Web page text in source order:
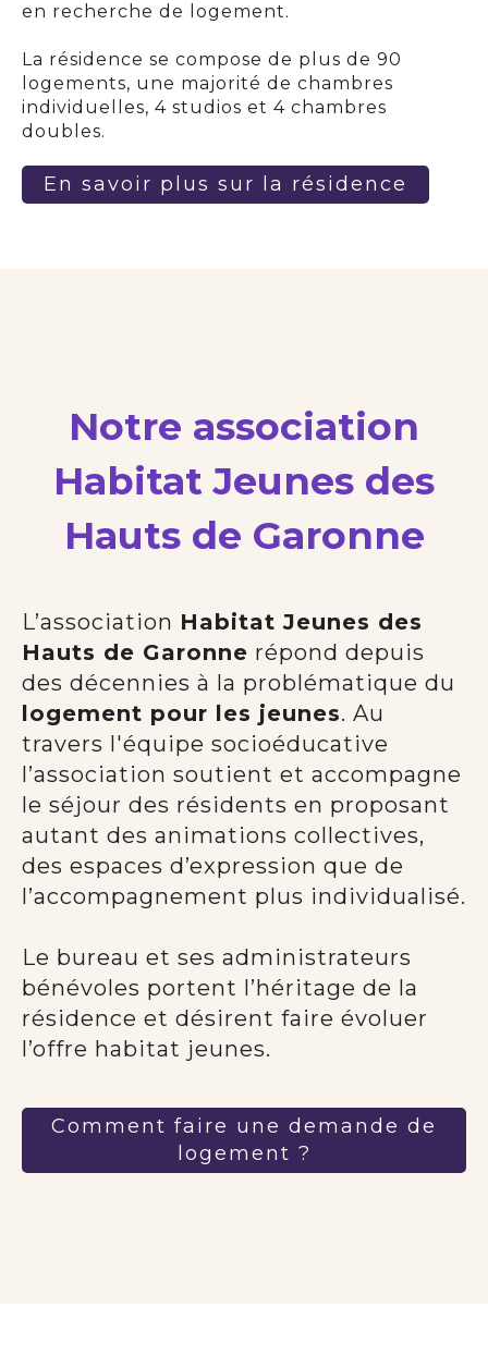
en recherche de logement.
La résidence se compose de plus de 90
logements, une majorité de chambres
individuelles, 4 studios et 4 chambres
doubles.
En savoir plus sur la résidence
Notre association
Habitat Jeunes des
Hauts de Garonne
L’association Habitat Jeunes des
Hauts de Garonne répond depuis
des décennies à la problématique du
logement pour les jeunes. Au
travers l'équipe socioéducative
l’association soutient et accompagne
le séjour des résidents en proposant
autant des animations collectives,
des espaces d’expression que de
l’accompagnement plus individualisé.
Le bureau et ses administrateurs
bénévoles portent l’héritage de la
résidence et désirent faire évoluer
l’offre habitat jeunes.
Comment faire une demande de
logement ?